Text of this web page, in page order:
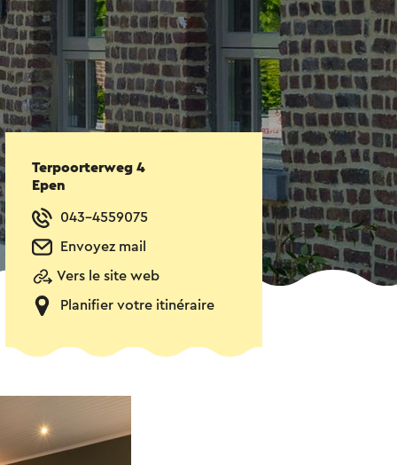
Terpoorterweg 4
Epen
043-4559075
Envoyez mail
Vers le site web
Planifier votre itinéraire